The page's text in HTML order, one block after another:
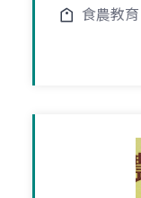
食農教育